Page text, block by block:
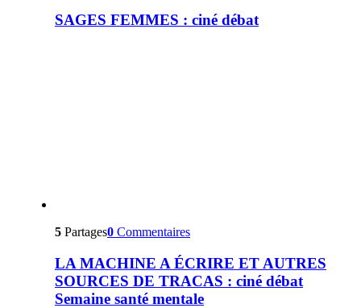
SAGES FEMMES : ciné débat
5 Partages0 Commentaires
LA MACHINE A ÉCRIRE ET AUTRES
SOURCES DE TRACAS : ciné débat
Semaine santé mentale